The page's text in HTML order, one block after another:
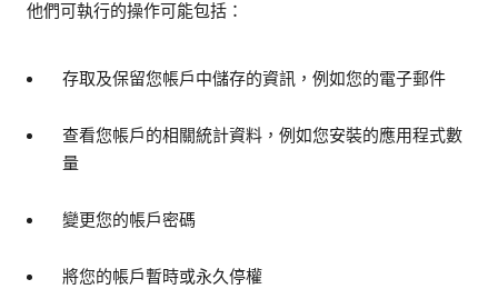
他們可執行的操作可能包括：
存取及保留您帳戶中儲存的資訊，例如您的電子郵件
查看您帳戶的相關統計資料，例如您安裝的應用程式數
量
變更您的帳戶密碼
將您的帳戶暫時或永久停權